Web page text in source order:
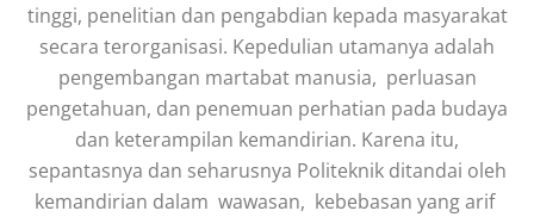
tinggi, penelitian dan pengabdian kepada masyarakat
secara terorganisasi. Kepedulian utamanya adalah
pengembangan martabat manusia, perluasan
pengetahuan, dan penemuan perhatian pada budaya
dan keterampilan kemandirian. Karena itu,
sepantasnya dan seharusnya Politeknik ditandai oleh
kemandirian dalam wawasan, kebebasan yang arif